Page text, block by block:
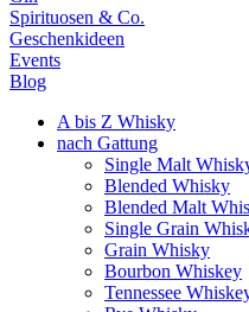
Spirituosen & Co.
Geschenkideen
Events
Blog
A bis Z Whisky
nach Gattung
Single Malt
Blended Whisky
Blended Malt
Single Grain
Grain Whisky
Bourbon Whiskey
Tennessee